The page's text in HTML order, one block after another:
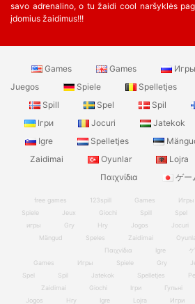
savo adrenalino, o tu žaidi cool naršyklės
įdomius žaidimus!!!
Games Games Игры
Juegos
Spiele Spelletjes
Spill
Spel Spil
Ігри
Jocuri Jatekok
Igre
Spelletjes
Zaidimai
Oyunlar Lojra
Παιχνίδια
ゲー
free games 123spill Games Игры
Spiele
Jeux Giochi Spill Spel
игры
Gry Hry Jogos Jocuri
Mängud
Speles Zaidimai
Παιχνίδια
Igre
Games
Игры Spiele Gry
Spel
Spil Jatekok Spelletjes
Zaidimai
Giochi Ігри Гульні
Jogos
Hry Igre Lojra Игри